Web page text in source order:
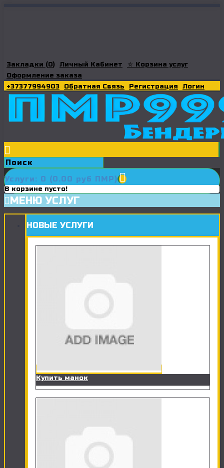
Закладки (0) Личный Кабинет
⛤ Корзина услуг
Оформление заказа
+37377994903
Обратная Связь Регистрация Логин
Услуги: 0 (0.00 руб ПМР)
В корзине пусто!
МЕНЮ УСЛУГ
НОВЫЕ УСЛУГИ
Купить манок